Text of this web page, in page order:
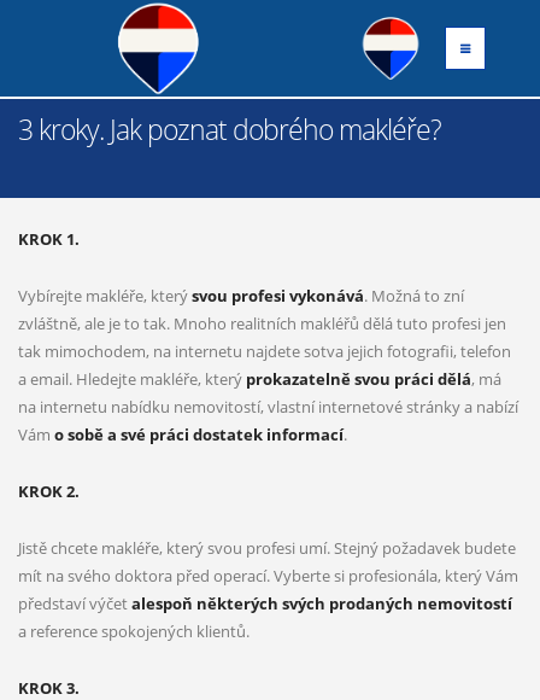
3 kroky. Jak poznat dobrého makléře?
KROK 1.
Vybírejte makléře, kterýsvou profesi vykonává. Možná to zní
zvláštně, ale je to tak. Mnoho realitních makléřů dělá tuto profesi jen
tak mimochodem, na internetu najdete sotva jejich fotografii, telefon
a email. Hledejte makléře, který prokazatelně svou práci dělá, má
na internetu nabídku nemovitostí, vlastní internetové stránky a nabízí
Vám o sobě a své práci dostatek informací.
KROK 2.
Jistě chcete makléře, který svou profesi umí. Stejný požadavek budete
mít na svého doktora před operací. Vyberte si profesionála, který Vám
představí výčetalespoň některých svých prodaných nemovitostí
a reference spokojených klientů.
KROK 3.